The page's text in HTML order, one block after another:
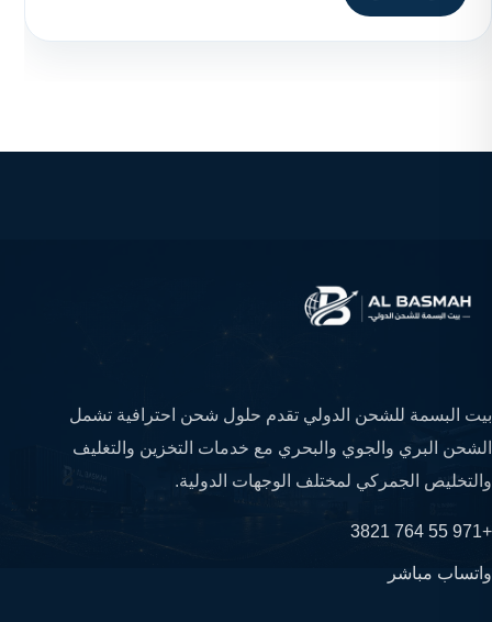
بيت البسمة للشحن الدولي تقدم حلول شحن احترافية تشمل
الشحن البري والجوي والبحري مع خدمات التخزين والتغليف
والتخليص الجمركي لمختلف الوجهات الدولية.
+971 55 764 3821
واتساب مباشر